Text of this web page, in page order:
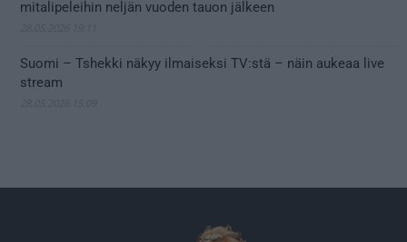
mitalipeleihin neljän vuoden tauon jälkeen
Suomi – Tshekki näkyy ilmaiseksi TV:stä – näin aukeaa live
stream